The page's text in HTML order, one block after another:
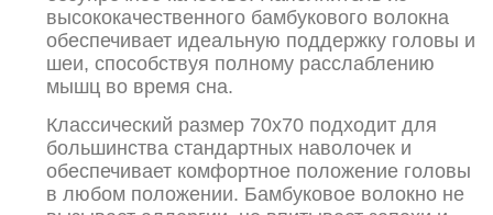
высококачественного бамбукового волокна
обеспечивает идеальную поддержку головы и
шеи, способствуя полному расслаблению
мышц во время сна.
Классический размер 70х70 подходит для
большинства стандартных наволочек и
обеспечивает комфортное положение головы
в любом положении. Бамбуковое волокно не